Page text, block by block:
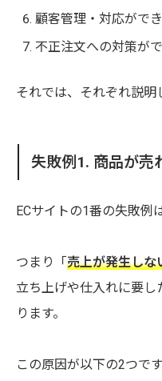
顧客管理・対応がで
不正注文への対策が
それでは、それぞれ説明
失敗例1. 商品が売
ECサイトの1番の失敗例
つまり「売上が発生しな
立ち上げや仕入れに要し
ります。
この原因が以下の2つです